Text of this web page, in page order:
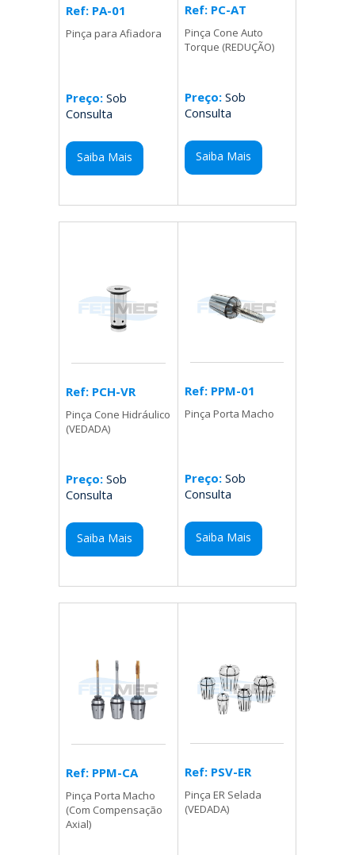
Ref: PA-01
Pinça para Afiadora
Preço: Sob
Consulta
Saiba Mais
Ref: PC-AT
Pinça Cone Auto
Torque (REDUÇÃO)
Preço:Sob
Consulta
Saiba Mais
Ref: PCH-VR
Pinça Cone Hidráulico
(VEDADA)
Preço: Sob
Consulta
Saiba Mais
Ref: PPM-01
Pinça Porta Macho
Preço:Sob
Consulta
Saiba Mais
Ref: PPM-CA
Pinça Porta Macho
(Com Compensação
Axial)
Ref: PSV-ER
Pinça ER Selada
(VEDADA)